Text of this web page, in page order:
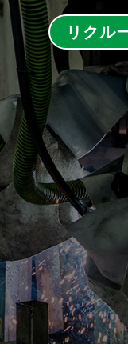
リクル